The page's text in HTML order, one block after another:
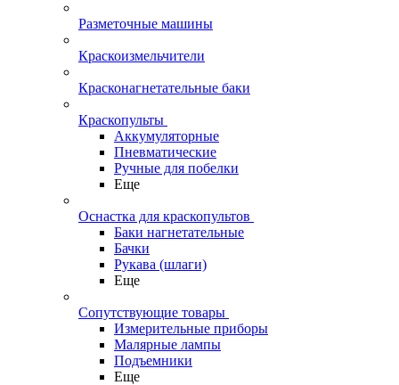
Разметочные машины
Краскоизмельчители
Красконагнетательные баки
Краскопульты
Аккумуляторные
Пневматические
Ручные для побелки
Еще
Оснастка для краскопультов
Баки нагнетательные
Бачки
Рукава (шлаги)
Еще
Сопутствующие товары
Измерительные приборы
Малярные лампы
Подъемники
Еще